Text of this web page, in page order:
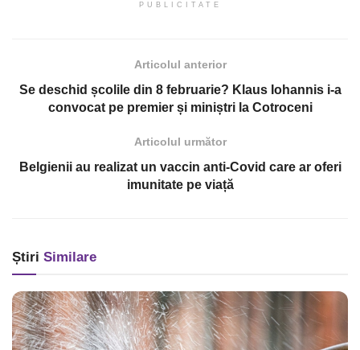
PUBLICITATE
Articolul anterior
Se deschid școlile din 8 februarie? Klaus Iohannis i-a
convocat pe premier și miniștri la Cotroceni
Articolul următor
Belgienii au realizat un vaccin anti-Covid care ar oferi
imunitate pe viață
Știri Similare